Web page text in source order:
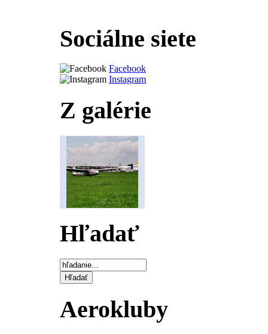
Sociálne siete
Facebook
Instagram
Z galérie
Hľadať
Aerokluby